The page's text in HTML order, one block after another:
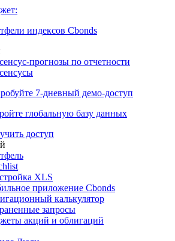
индексов Cbonds
7-дневный
глобальную базу данных
доступ
XLS
приложение Cbonds